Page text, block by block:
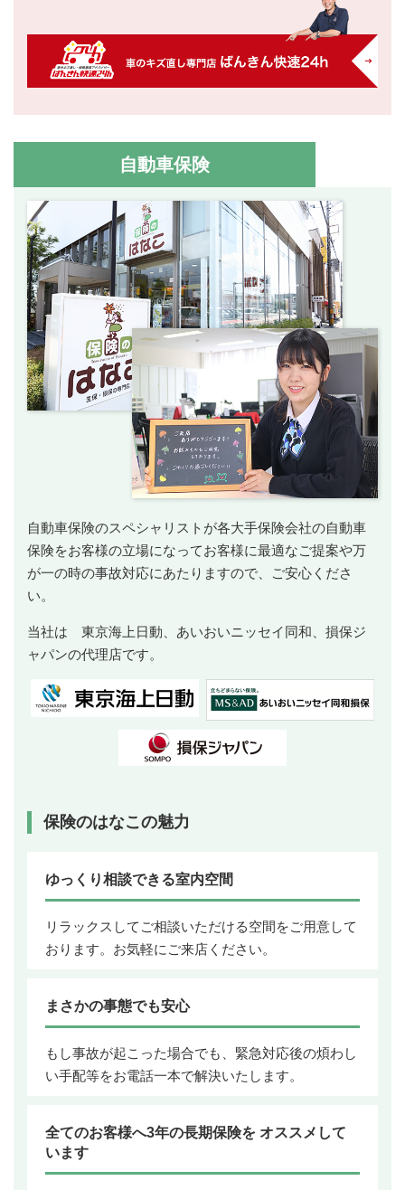
自動車保険
自動車保険のスペシャリストが各大手保険会社の自動車
保険をお客様の立場になってお客様に最適なご提案や万
が一の時の事故対応にあたりますので、ご安心くださ
い。
当社は 東京海上日動、あいおいニッセイ同和、損保ジ
ャパンの代理店です。
保険のはなこの魅力
ゆっくり相談できる室内空間
リラックスしてご相談いただける空間をご用意して
おります。お気軽にご来店ください。
まさかの事態でも安心
もし事故が起こった場合でも、緊急対応後の煩わし
い手配等をお電話一本で解決いたします。
全てのお客様へ3年の長期保険を オススメして
います